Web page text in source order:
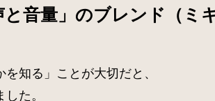
音量」のブレンド（ミ
知る」ことが大切だと、
た。